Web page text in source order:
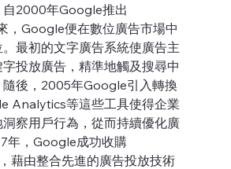
自2000年Google推出
，Google便在數位廣告市場中
最初的文字廣告系統使廣告主
投放廣告，精準地觸及搜尋中
隨後，2005年Google引入轉換
Analytics等這些工具使得企業
察用戶行為，從而持續優化廣
年，Google成功收購
藉由整合先進的廣告投放技術